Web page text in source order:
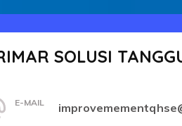
SOLUSI
E-MAIL